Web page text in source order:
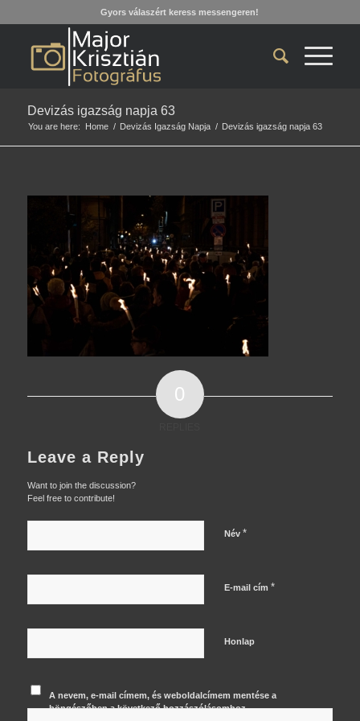
Gyors válaszért keress messengeren!
Devizás igazság napja 63
You are here: Home / Devizás Igazság Napja / Devizás igazság napja 63
0
Leave a Reply
Want to join the discussion?
Feel free to contribute!
Név *
E-mail cím *
Honlap
A nevem, e-mail címem, és weboldalcímem mentése a
böngészőben a következő hozzászólásomhoz.